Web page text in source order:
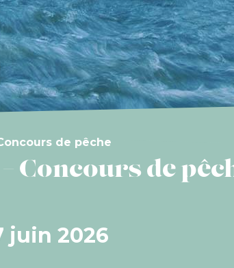
de pêche
Concours de
juin 2026